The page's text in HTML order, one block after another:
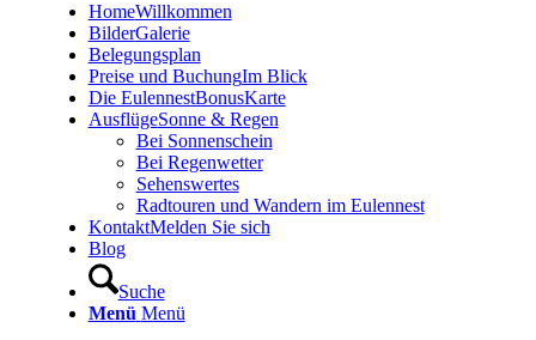
HomeWillkommen
BilderGalerie
Belegungsplan
Preise und BuchungIm Blick
Die EulennestBonusKarte
AusflügeSonne & Regen
Bei Sonnenschein
Bei Regenwetter
Sehenswertes
Radtouren und Wandern im Eulennest
KontaktMelden Sie sich
Blog
Suche
Menü Menü